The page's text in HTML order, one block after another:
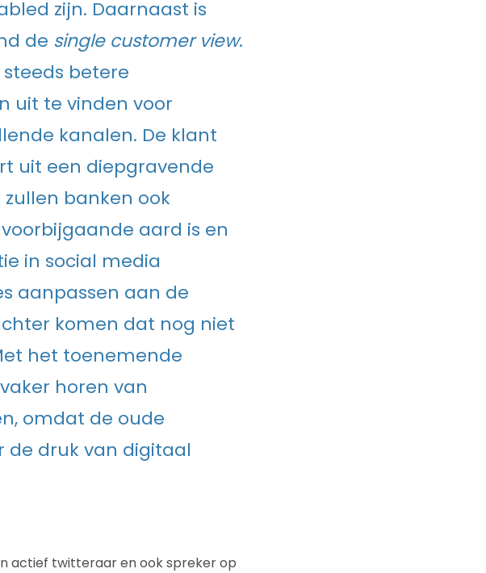
zijn. Daarnaast is
de single customer view.
betere
uit te vinden voor
kanalen. De klant
uit een diepgravende
zullen banken ook
aard is en
in social media
aanpassen aan de
komen dat nog niet
het toenemende
horen van
omdat de oude
de druk van digitaal
actief twitteraar en ook spreker op